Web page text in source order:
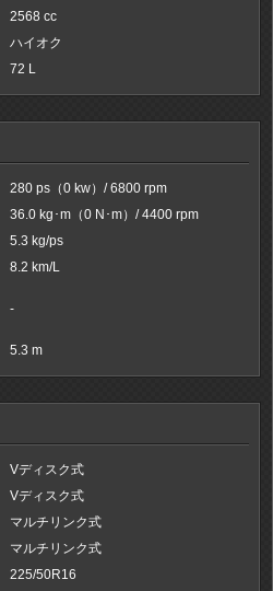
280 ps（0 kw）/ 6800 rpm
36.0 kg･m（0 N･m）/ 4400 rpm
5.3 kg/ps
8.2 km/L
-
5.3 m
2568 cc
ハイオク
72 L
Vディスク式
Vディスク式
マルチリンク式
マルチリンク式
225/50R16